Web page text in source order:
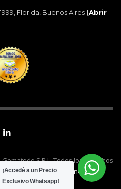
Florida, Buenos Aires (Abrir
S.R.L. Todos los derechos
| Realizado por
cónclave.
¡Accedé a un Precio
Exclusivo Whatsapp!